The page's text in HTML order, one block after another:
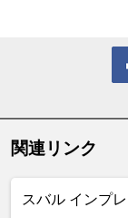
関連リンク
スバル インプ